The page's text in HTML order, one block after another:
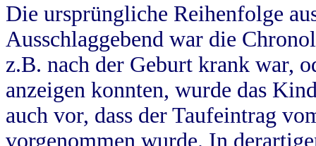
Die ursprüngliche Reihenfolge
Ausschlaggebend war die
z.B. nach der Geburt krank war,
anzeigen konnten, wurde das
auch vor, dass der Taufeintrag
vorgenommen wurde. In